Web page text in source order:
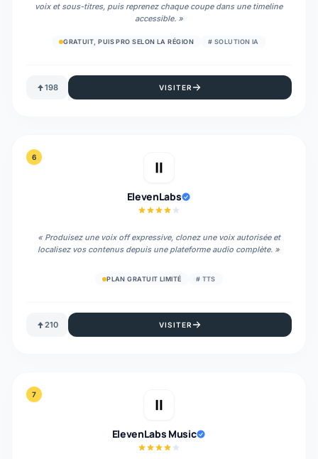
voix et sous-titres, puis reprenez chaque coupe dans une timeline
accessible.»
GRATUIT, PUIS PRO SELON LA RÉGION # SOLUTION IA
198 VISITER
6
ElevenLabs
« Produisez une voix off expressive, clonez une voix autorisée et
localisez vos contenus depuis une plateforme audio complète. »
PLAN GRATUIT LIMITÉ # TTS
210 VISITER
7
ElevenLabs Music